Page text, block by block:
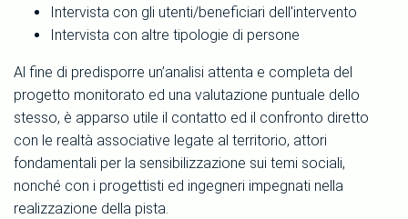
Intervista con gli utenti/beneficiari dell'intervento
Intervista con altre tipologie di persone
Al fine di predisporre un’analisi attenta e completa del
progetto monitorato ed una valutazione puntuale dello
stesso, è apparso utile il contatto ed il confronto diretto
con le realtà associative legate al territorio, attori
fondamentali per la sensibilizzazione sui temi sociali,
nonché con i progettisti ed ingegneri impegnati nella
realizzazione della pista.